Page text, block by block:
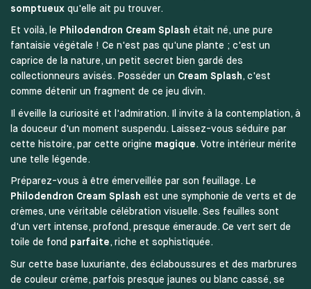
somptueuxqu'elle ait pu trouver.
Et voilà, le Philodendron Cream Splash était né, une pure
fantaisie végétale ! Ce n'est pas qu'une plante ; c'est un
caprice de la nature, un petit secret bien gardé des
collectionneurs avisés. Posséder un Cream Splash, c'est
comme détenir un fragment de ce jeu divin.
Il éveille la curiosité et l'admiration. Il invite à la contemplation, à
la douceur d'un moment suspendu. Laissez-vous séduire par
cette histoire, par cette origine magique. Votre intérieur mérite
une telle légende.
Préparez-vous à être émerveillée par son feuillage. Le
Philodendron Cream Splash est une symphonie de verts et de
crèmes, une véritable célébration visuelle. Ses feuilles sont
d'un vert intense, profond, presque émeraude. Ce vert sert de
toile de fond parfaite, riche et sophistiquée.
Sur cette base luxuriante, des éclaboussures et des marbrures
de couleur crème, parfois presque jaunes ou blanc cassé, se